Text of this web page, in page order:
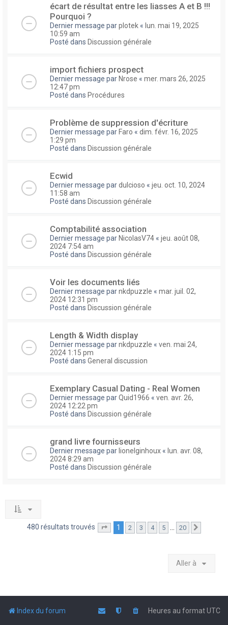
écart de résultat entre les liasses A et B !!!
Pourquoi ?
Dernier message parplotek « lun. mai 19, 2025
10:59 am
Posté dans Discussion générale
import fichiers prospect
Dernier message par Nrose « mer. mars 26, 2025
12:47 pm
Posté dans Procédures
Problème de suppression d'écriture
Dernier message par Faro « dim. févr. 16, 2025
1:29 pm
Posté dans Discussion générale
Ecwid
Dernier message pardulcioso « jeu. oct. 10, 2024
11:58 am
Posté dans Discussion générale
Comptabilité association
Dernier message par NicolasV74 « jeu. août 08,
2024 7:54 am
Posté dans Discussion générale
Voir les documents liés
Dernier message parnkdpuzzle « mar. juil. 02,
2024 12:31 pm
Posté dans Discussion générale
Length & Width display
Dernier message parnkdpuzzle « ven. mai 24,
2024 1:15 pm
Posté dans General discussion
Exemplary Сasual Dating - Real Women
Dernier message parQuid1966 « ven. avr. 26,
2024 12:22 pm
Posté dans Discussion générale
grand livre fournisseurs
Dernier message par lionelginhoux « lun. avr. 08,
2024 8:29 am
Posté dans Discussion générale
480 résultats trouvés Page sur20
1 2 3 4 5 … 20
Aller à
Index du forum Heures au formatUTC